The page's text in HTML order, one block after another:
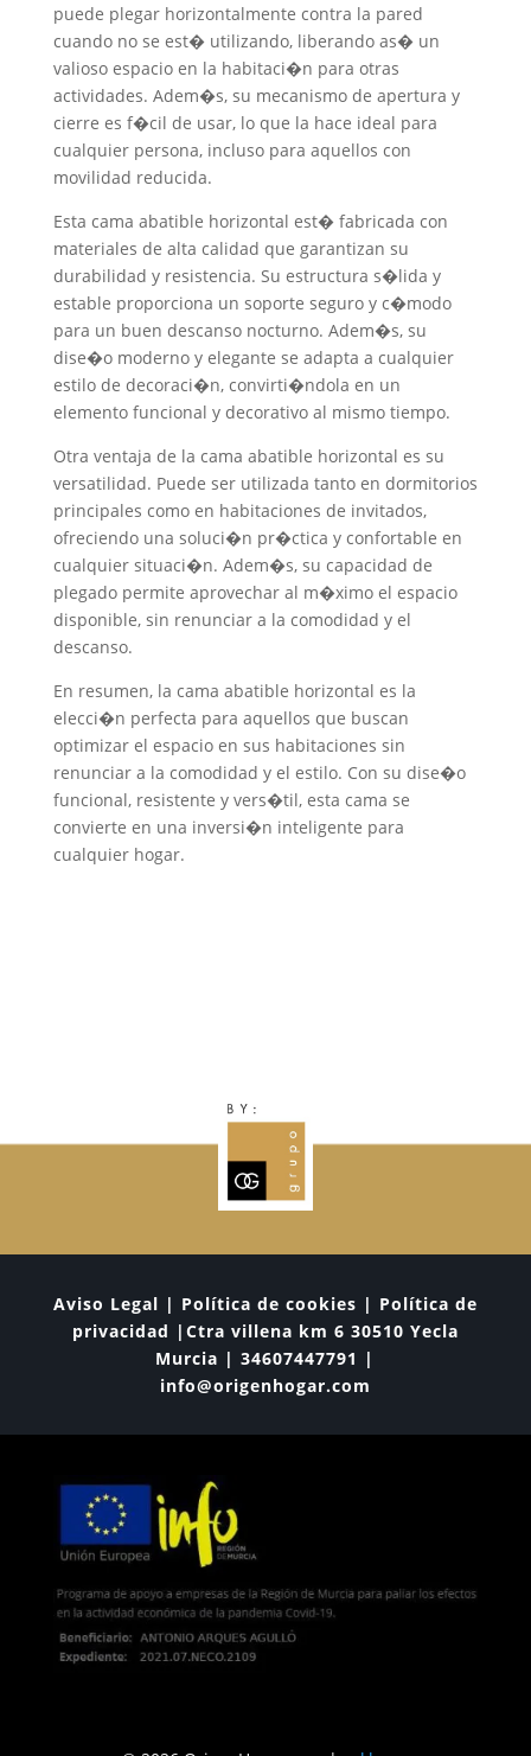
puede plegar horizontalmente contra la pared
cuando no se est� utilizando, liberando as� un
valioso espacio en la habitaci�n para otras
actividades. Adem�s, su mecanismo de apertura y
cierre es f�cil de usar, lo que la hace ideal para
cualquier persona, incluso para aquellos con
movilidad reducida.
Esta cama abatible horizontal est� fabricada con
materiales de alta calidad que garantizan su
durabilidad y resistencia. Su estructura s�lida y
estable proporciona un soporte seguro y c�modo
para un buen descanso nocturno. Adem�s, su
dise�o moderno y elegante se adapta a cualquier
estilo de decoraci�n, convirti�ndola en un
elemento funcional y decorativo al mismo tiempo.
Otra ventaja de la cama abatible horizontal es su
versatilidad. Puede ser utilizada tanto en dormitorios
principales como en habitaciones de invitados,
ofreciendo una soluci�n pr�ctica y confortable en
cualquier situaci�n. Adem�s, su capacidad de
plegado permite aprovechar al m�ximo el espacio
disponible, sin renunciar a la comodidad y el
descanso.
En resumen, la cama abatible horizontal es la
elecci�n perfecta para aquellos que buscan
optimizar el espacio en sus habitaciones sin
renunciar a la comodidad y el estilo. Con su dise�o
funcional, resistente y vers�til, esta cama se
convierte en una inversi�n inteligente para
cualquier hogar.
Aviso Legal | Política de cookies | Política de
privacidad |Ctra villena km 6 30510 Yecla
Murcia | 34607447791 |
info@origenhogar.com